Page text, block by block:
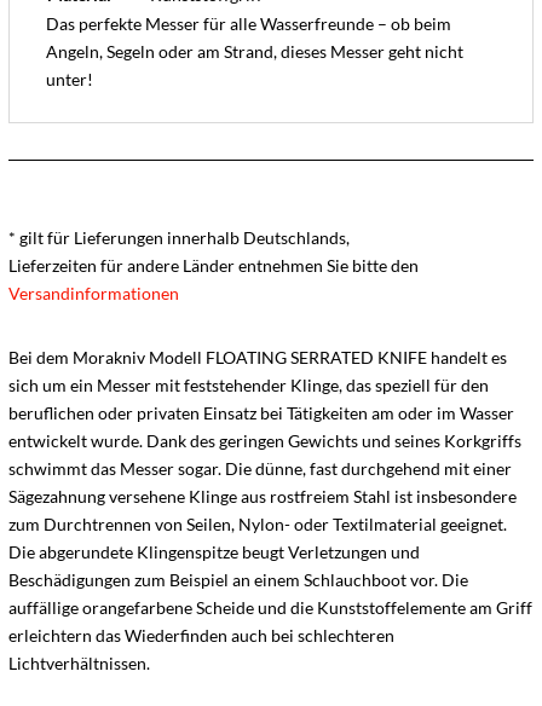
Das perfekte Messer für alle Wasserfreunde – ob beim
Angeln, Segeln oder am Strand, dieses Messer geht nicht
unter!
* gilt für Lieferungen innerhalb Deutschlands,
Lieferzeiten für andere Länder entnehmen Sie bitte den
Versandinformationen
Bei dem Morakniv Modell FLOATING SERRATED KNIFE handelt es
sich um ein Messer mit feststehender Klinge, das speziell für den
beruflichen oder privaten Einsatz bei Tätigkeiten am oder im Wasser
entwickelt wurde. Dank des geringen Gewichts und seines Korkgriffs
schwimmt das Messer sogar. Die dünne, fast durchgehend mit einer
Sägezahnung versehene Klinge aus rostfreiem Stahl ist insbesondere
zum Durchtrennen von Seilen, Nylon- oder Textilmaterial geeignet.
Die abgerundete Klingenspitze beugt Verletzungen und
Beschädigungen zum Beispiel an einem Schlauchboot vor. Die
auffällige orangefarbene Scheide und die Kunststoffelemente am Griff
erleichtern das Wiederfinden auch bei schlechteren
Lichtverhältnissen.